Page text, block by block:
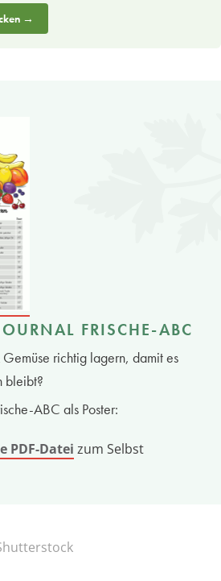
→
FRISCHE-ABC
richtig lagern, damit es
bleibt?
ABC als Poster:
PDF-Datei zum Selbst